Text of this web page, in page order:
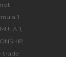
1
1,
trade